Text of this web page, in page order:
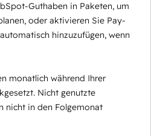
Guthaben in Paketen, um
oder aktivieren Sie Pay-
hinzuzufügen, wenn
monatlich während Ihrer
Nicht genutzte
nicht in den Folgemonat